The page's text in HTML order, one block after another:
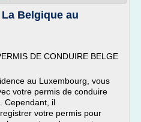
Belgique au
DE CONDUIRE BELGE
au Luxembourg, vous
votre permis de conduire
Cependant, il
votre permis pour